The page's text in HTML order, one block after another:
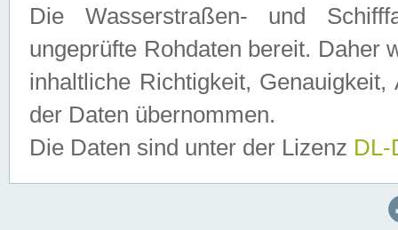
Die Wasserstraßen- und
ungeprüfte Rohdaten bereit. Daher
inhaltliche Richtigkeit,
der Daten übernommen.
Die Daten sind unter der Lizenz